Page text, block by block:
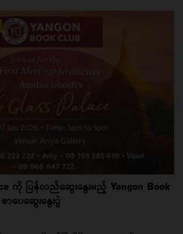
ကို ပြန်လည်ဆွေးနွေးမည့် Yangon Book
ပေဆွေးနွေးပွဲ